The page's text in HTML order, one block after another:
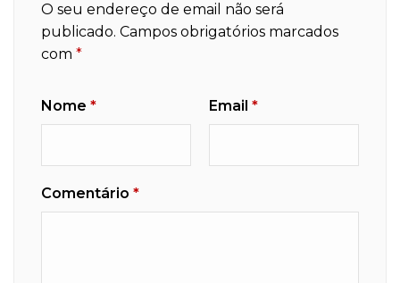
O seu endereço de email não será
publicado. Campos obrigatórios marcados
com *
Nome * Email *
Comentário *